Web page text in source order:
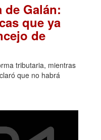
de Galán:
que ya
de
tributaria, mientras
que no habrá